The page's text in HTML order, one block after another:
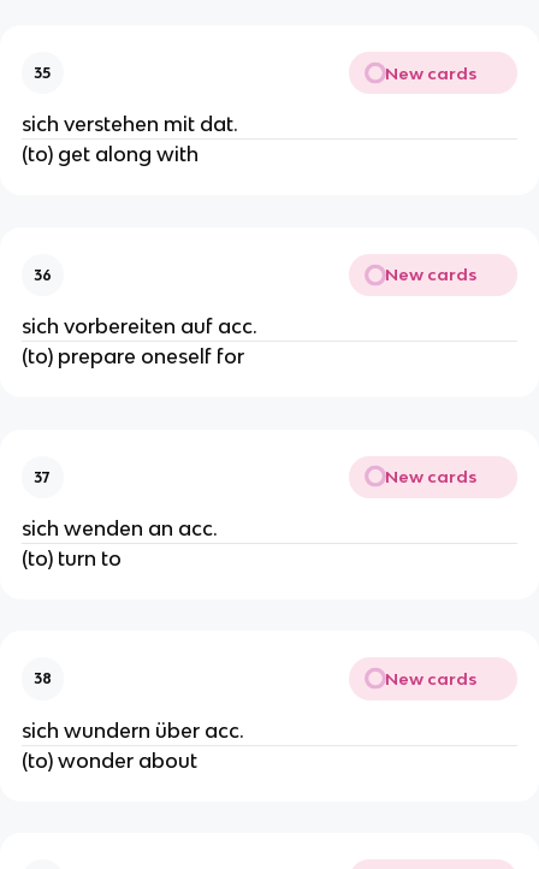
35 New cards
sich verstehen mit dat.
(to) get along with
36 New cards
sich vorbereiten auf acc.
(to) prepare oneself for
37 New cards
sich wenden an acc.
(to) turn to
38 New cards
sich wundern über acc.
(to) wonder about